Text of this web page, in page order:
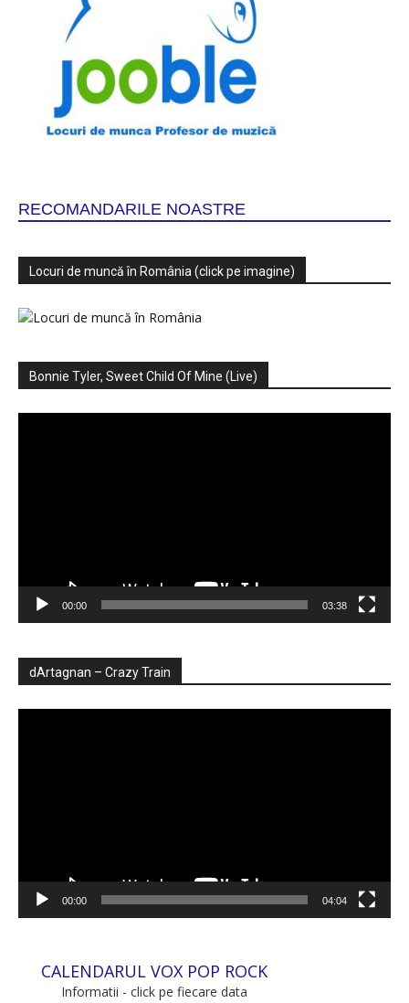
RECOMANDARILE NOASTRE
Locuri de muncă în România (click pe imagine)
Bonnie Tyler, Sweet Child Of Mine (Live)
00:00 03:38
dArtagnan – Crazy Train
00:00 04:04
CALENDARUL VOX POP ROCK
Informatii - click pe fiecare data